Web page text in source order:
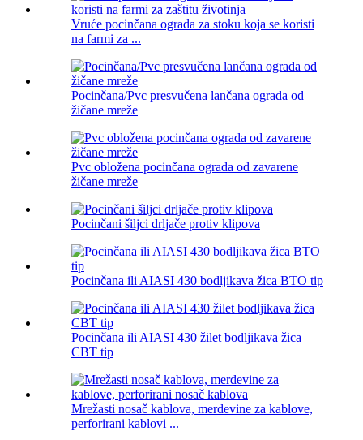
Vruće pocinčana ograda za stoku koja se koristi
na farmi za ...
Pocinčana/Pvc presvučena lančana ograda od
žičane mreže
Pvc obložena pocinčana ograda od zavarene
žičane mreže
Pocinčani šiljci drljače protiv klipova
Pocinčana ili AIASI 430 bodljikava žica BTO tip
Pocinčana ili AIASI 430 žilet bodljikava žica
CBT tip
Mrežasti nosač kablova, merdevine za kablove,
perforirani kablovi ...